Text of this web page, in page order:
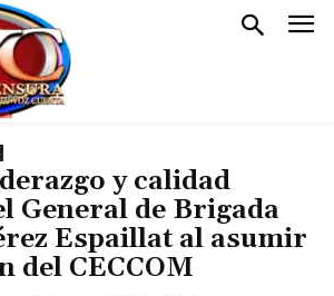
y calidad
General de Brigada
Espaillat al asumir
del CECCOM